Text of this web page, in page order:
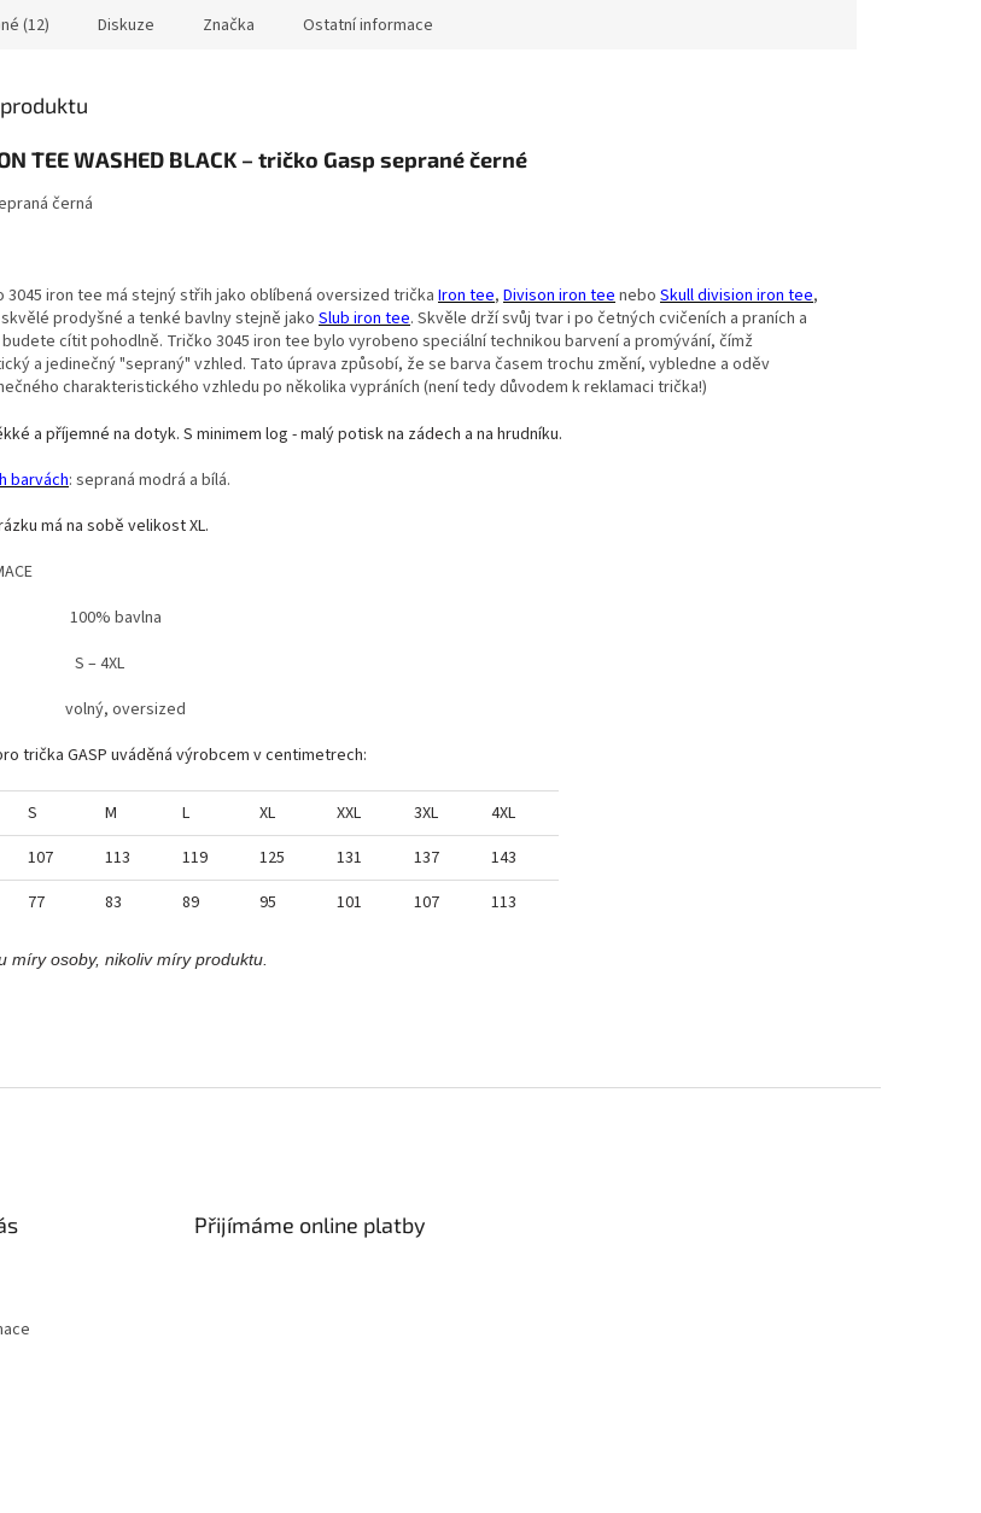
(12) Diskuze Značka Ostatní informace
TEE WASHED BLACK – tričko Gasp seprané černé
černá
3045 iron tee má stejný střih jako oblíbená oversized tričkaIron tee, Divison iron teenebo Skull division iron tee,
prodyšné a tenké bavlny stejně jakoSlub iron tee. Skvěle drží svůj tvar i po četných cvičeních a praních a
cítit pohodlně. Tričko 3045 iron tee bylo vyrobeno speciální technikou barvení a promývání, čímž
a jedinečný "sepraný" vzhled. Tato úprava způsobí, že se barva časem trochu změní, vybledne a oděv
charakteristického vzhledu po několika vypráních (není tedy důvodem k reklamaci trička!)
a příjemné na dotyk. S minimem log - malý potisk na zádech a na hrudníku.
barvách: sepraná modrá a bílá.
má na sobě velikost XL.
100% bavlna
S – 4XL
oversized
trička GASP uváděná výrobcem v centimetrech:
S M L XL XXL 3XL
4XL
107 113 119 125 131 137
143
77 83 89 95 101 107 113
míry osoby, nikoliv míry produktu.
Přijímáme online platby